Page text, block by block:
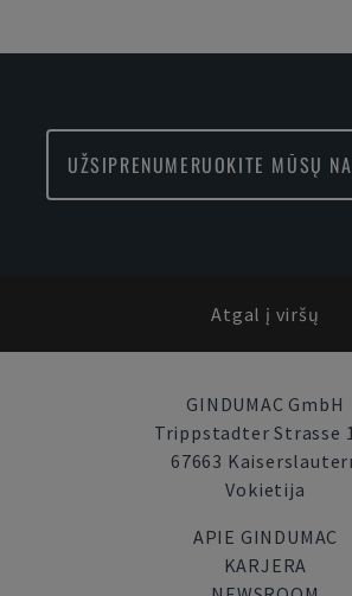
UŽSIPRENUMERUOKITE MŪSŲ
Atgal į viršų
GINDUMAC GmbH
Trippstadter Strasse
67663
Vokietija
APIE GINDUMAC
KARJERA